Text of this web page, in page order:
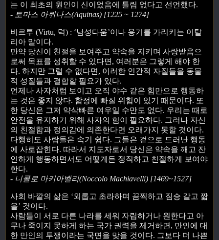
는 이 최초의 원인이 신이었음에 틀림 없다고 선언했다.
- 토마스 아퀴나스(Aquinas) [1225 ~ 1274]
비르투 (Virtu, 덕) : ‘남성다움’이나 용기를 가리키는 이탈
리아 말이다.
만약 당신이 친절을 보여주고 약속을 지키며 사랑받음으
로써 목표를 성취할 수 있다면, 여러분은 그렇게 해야 한
다. 하지만 그럴 수 없다면, 이러한 인간적 자질들을 동물
적 성질들과 결합할 필요가 있다.
언제나 사자처럼 보이고 오직 야수 같은 힘만으로 행동하
는 것은 좋지 않다. 함정에 빠질 위험이 있기 때문이다. 또
한 당신은 그저 약삭빠른 여우일 수만도 없다. 우리는 때로
안전을 유지하기 위해 사자의 힘이 필요하다. 그러나 자신
의 친절함과 정의감에 의존한다면 오래가지 못할 것이다.
다행히도 사람들은 속기 쉽다. 그들은 겉으로 드러난 행동
에 사로잡힌다. 따라서 지도자로서 당신은 약속을 깨고 잔
인하게 행동하면서도 어떻게든 정직하고 친절하게 보여야
한다.
- 니콜로 마키아벨리(Noccolo Machiavelli) [1469~1527]
사회 바깥의 삶은 ‘외롭고 초라하며 끔찍하고 짐승 같고 짧
을’ 것이다.
사람들이 서로 다른 나라를 세워 자립하거나 원한다고 아
무나 죽이지 못하게 하는 국가 권력을 제거하면, 만인에 대
한 만인의 투쟁이라는 국면을 맞을 것이다. 그보다 더 나쁜